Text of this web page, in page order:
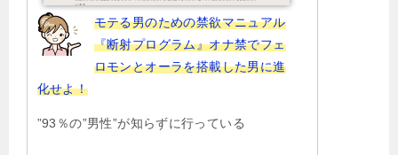
モテる男のための禁欲マニュアル
『断射プログラム』オナ禁でフェ
ロモンとオーラを搭載した男に進
化せよ！
”93％の”男性”が知らずに行っている